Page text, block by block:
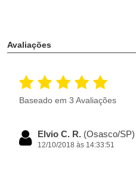
Avaliações
Baseado em 3 Avaliações
Elvio C. R. (Osasco/SP)
12/10/2018 às 14:33:51